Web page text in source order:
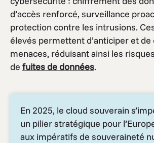
d’accès renforcé, surveillance
protection contre les intrusions.
élevés permettent d’anticiper et
menaces, réduisant ainsi les
de fuites de données.
En 2025, le cloud souverain
un pilier stratégique pour
aux impératifs de souveraineté